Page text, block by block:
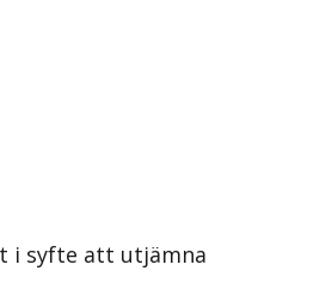
i syfte att utjämna